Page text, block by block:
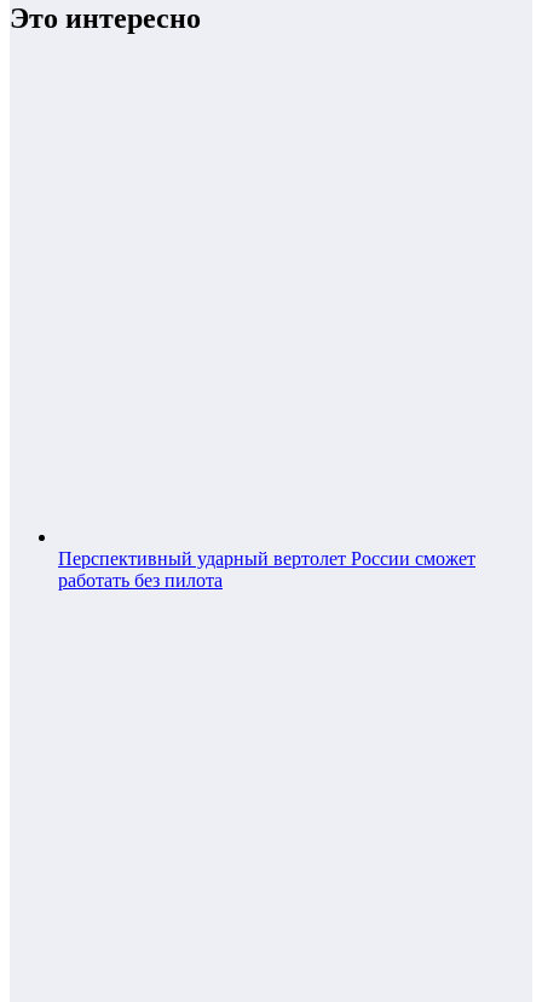
Это интересно
Перспективный ударный вертолет России сможет
работать без пилота